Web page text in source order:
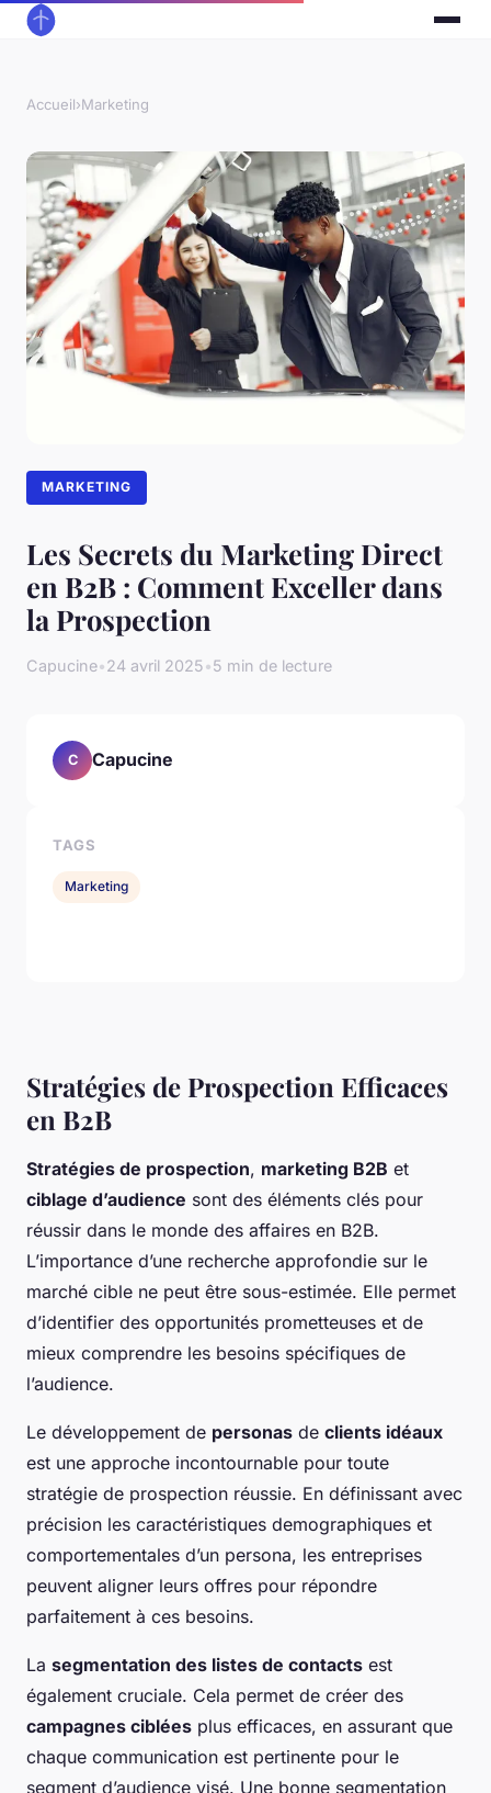
Accueil›Marketing
MARKETING
Les Secrets du Marketing Direct
en B2B : Comment Exceller dans
la Prospection
Capucine•24 avril 2025•5 min de lecture
Stratégies de Prospection Efficaces
en B2B
Stratégies de prospection, marketing B2B et
ciblage d’audience sont des éléments clés pour
réussir dans le monde des affaires en B2B.
L’importance d’une recherche approfondie sur le
marché cible ne peut être sous-estimée. Elle permet
d’identifier des opportunités prometteuses et de
mieux comprendre les besoins spécifiques de
l’audience.
Le développement de personas de clients idéaux
est une approche incontournable pour toute
stratégie de prospection réussie. En définissant avec
précision les caractéristiques demographiques et
comportementales d’un persona, les entreprises
peuvent aligner leurs offres pour répondre
parfaitement à ces besoins.
La segmentation des listes de contacts est
également cruciale. Cela permet de créer des
campagnes ciblées plus efficaces, en assurant que
chaque communication est pertinente pour le
segment d’audience visé. Une bonne segmentation
C Capucine
TAGS
Marketing